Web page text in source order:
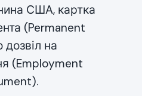
США, картка
(Permanent
на
(Employment